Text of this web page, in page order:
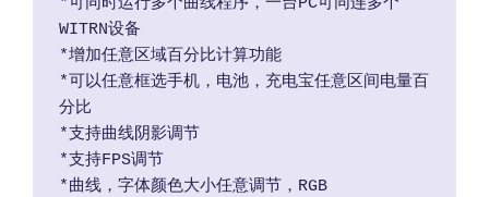
WITRN设备
*增加任意区域百分比计算功能
*可以任意框选手机，电池，充电宝任意区间电量百
分比
*支持曲线阴影调节
*支持FPS调节
*曲线，字体颜色大小任意调节，RGB